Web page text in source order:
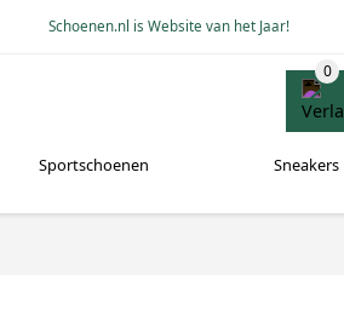
Schoenen.nl is Website van het Jaar!
Sportschoenen Sneakers